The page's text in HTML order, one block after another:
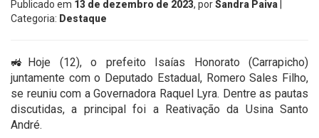
Publicado em 13 de dezembro de 2023, porSandra Paiva
Categoria: Destaque
🚜Hoje (12), o prefeito Isaías Honorato (Carrapicho)
juntamente com o Deputado Estadual, Romero Sales Filho,
se reuniu com a Governadora Raquel Lyra. Dentre as pautas
discutidas, a principal foi a Reativação da Usina Santo
André.